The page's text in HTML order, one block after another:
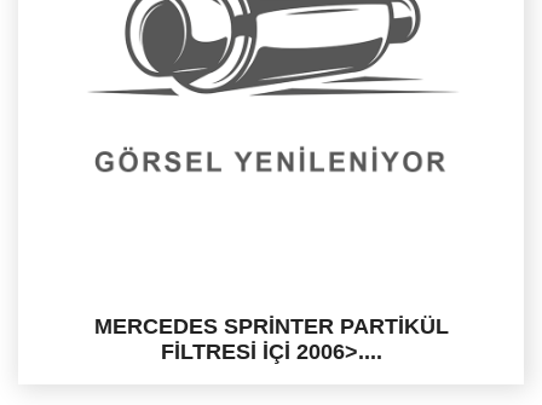
MERCEDES SPRİNTER PARTİKÜL
FİLTRESİ İÇİ 2006>....